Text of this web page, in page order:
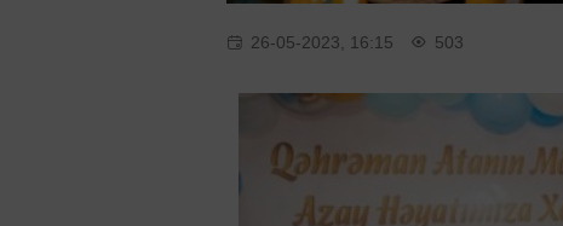
26-05-2023, 16:15 503